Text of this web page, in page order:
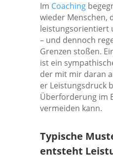
Im Coaching
wieder Menschen,
leistungsorientiert
– und dennoch
Grenzen stoßen.
ist ein
der mit mir daran
er Leistungsdruck
Überforderung im
vermeiden kann.
Typische
entsteht